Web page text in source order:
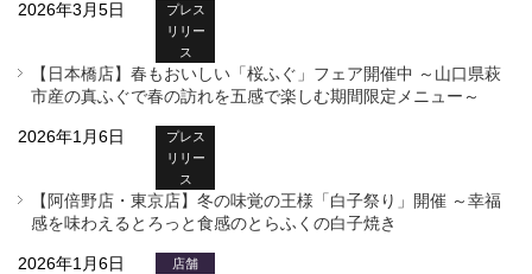
2026年3月5日
プレス
リリー
ス
【日本橋店】春もおいしい「桜ふぐ」フェア開催中 ～山口県萩
市産の真ふぐで春の訪れを五感で楽しむ期間限定メニュー～
2026年1月6日
プレス
リリー
ス
【阿倍野店・東京店】冬の味覚の王様「白子祭り」開催 ～幸福
感を味わえるとろっと食感のとらふくの白子焼き
2026年1月6日 店舗